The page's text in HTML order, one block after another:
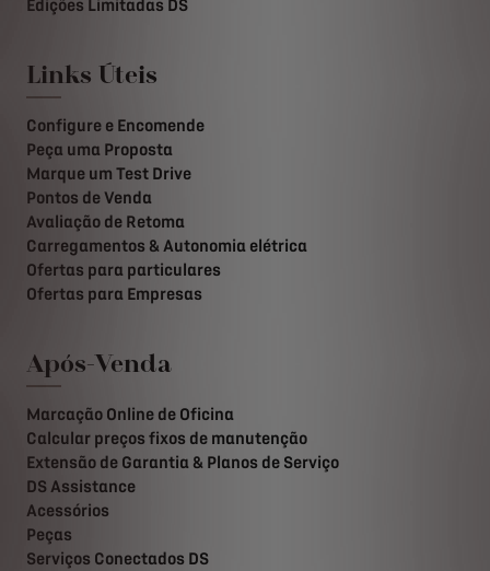
Edições Limitadas DS
Links Úteis
Configure e Encomende
Peça uma Proposta
Marque um Test Drive
Pontos de Venda
Avaliação de Retoma
Carregamentos & Autonomia elétrica
Ofertas para particulares
Ofertas para Empresas
Após-Venda
Marcação Online de Oficina
Calcular preços fixos de manutenção
Extensão de Garantia & Planos de Serviço
DS Assistance
Acessórios
Peças
Serviços Conectados DS